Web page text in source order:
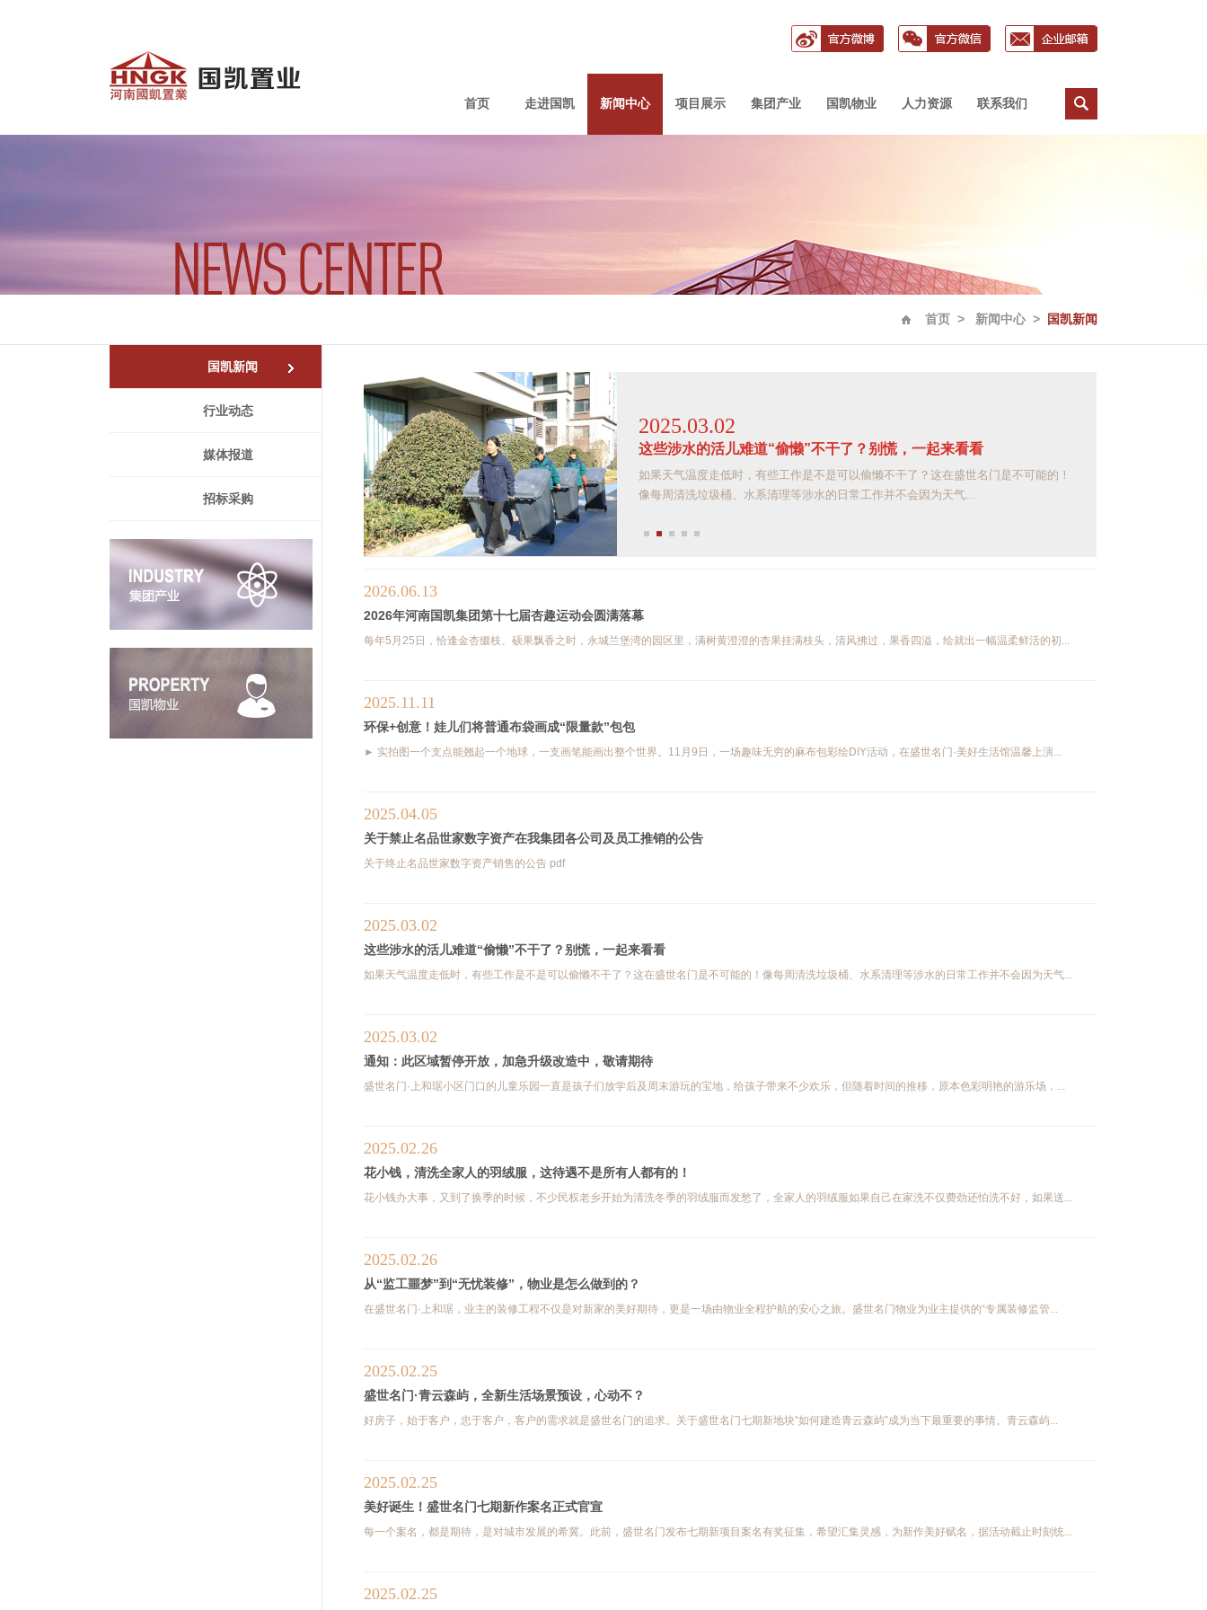
首页 走进国凯 新闻中心 项目展示 集团产业 国凯物业 人力资源 联系我们
企业文化 组织架构 企业荣誉 社会责任
国凯新闻 行业动态 媒体报道 招标采购
在售项目 已售项目
兰堡湾涂料 大居建设 国凯商贸 金泉贷款
物业简介 品牌荣誉 物业动态 服务理念
人才理念 诚聘英才 员工风采
集团总部 下属公司 廉政举报 投诉建议
首页 > 新闻中心> 国凯新闻
国凯新闻
行业动态
媒体报道
招标采购
资产在我集团各公司及员工推销的...
2025.03.02
这些涉水的活儿难道“偷懒”不干了？别慌，一起来看看
如果天气温度走低时，有些工作是不是可以偷懒不干了？这在盛世名门是不可能的！
像每周清洗垃圾桶、水系清理等涉水的日常工作并不会因为天气...
2026.06.13
2026年河南国凯集团第十七届杏趣运动会圆满落幕
每年5月25日，恰逢金杏缀枝、硕果飘香之时，永城兰堡湾的园区里，满树黄澄澄的杏果挂满枝头，清风拂过，果香四溢，绘就出一幅温柔鲜活的初...
2025.11.11
环保+创意！娃儿们将普通布袋画成“限量款”包包
► 实拍图一个支点能翘起一个地球，一支画笔能画出整个世界。11月9日，一场趣味无穷的麻布包彩绘DIY活动，在盛世名门·美好生活馆温馨上演...
2025.04.05
关于禁止名品世家数字资产在我集团各公司及员工推销的公告
关于终止名品世家数字资产销售的公告 pdf
2025.03.02
这些涉水的活儿难道“偷懒”不干了？别慌，一起来看看
如果天气温度走低时，有些工作是不是可以偷懒不干了？这在盛世名门是不可能的！像每周清洗垃圾桶、水系清理等涉水的日常工作并不会因为天气...
2025.03.02
通知：此区域暂停开放，加急升级改造中，敬请期待
盛世名门·上和琚小区门口的儿童乐园一直是孩子们放学后及周末游玩的宝地，给孩子带来不少欢乐，但随着时间的推移，原本色彩明艳的游乐场，...
2025.02.26
花小钱，清洗全家人的羽绒服，这待遇不是所有人都有的！
花小钱办大事，又到了换季的时候，不少民权老乡开始为清洗冬季的羽绒服而发愁了，全家人的羽绒服如果自己在家洗不仅费劲还怕洗不好，如果送...
2025.02.26
从“监工噩梦”到“无忧装修”，物业是怎么做到的？
在盛世名门·上和琚，业主的装修工程不仅是对新家的美好期待，更是一场由物业全程护航的安心之旅。盛世名门物业为业主提供的“专属装修监管...
2025.02.25
盛世名门·青云森屿，全新生活场景预设，心动不？
好房子，始于客户，忠于客户，客户的需求就是盛世名门的追求。关于盛世名门七期新地块“如何建造青云森屿”成为当下最重要的事情。青云森屿...
2025.02.25
美好诞生！盛世名门七期新作案名正式官宣
每一个案名，都是期待，是对城市发展的希冀。此前，盛世名门发布七期新项目案名有奖征集，希望汇集灵感，为新作美好赋名，据活动截止时刻统...
2025.02.25